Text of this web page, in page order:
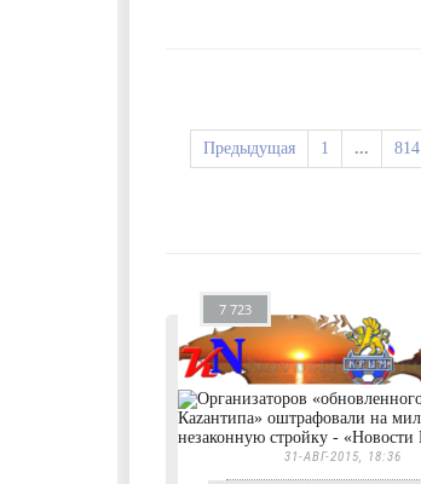
Предыдущая 1 ... 814
7 723
31-АВГ-2015, 18:36